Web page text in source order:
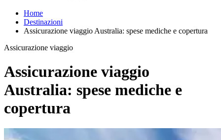
Home
Destinazioni
Assicurazione viaggio Australia: spese mediche e copertura
Assicurazione viaggio
Assicurazione viaggio
Australia: spese mediche e
copertura